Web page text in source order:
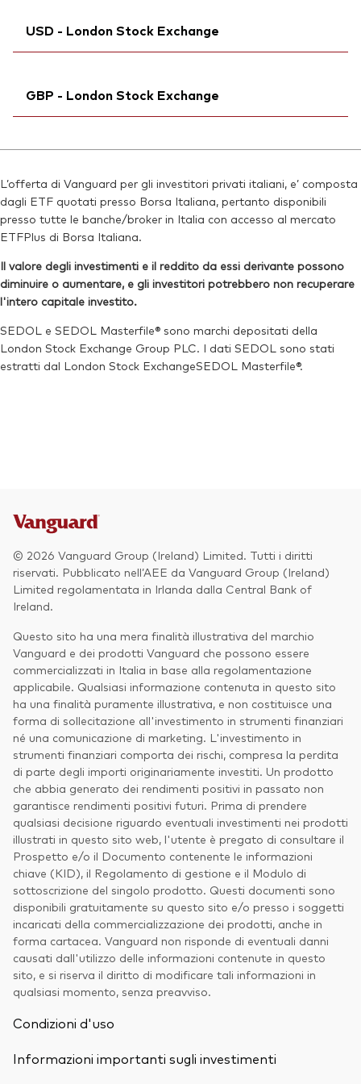
Reuters:
VHYA.S
SEDOL:BJGTNS2
Ticker di borsa:VHYA
Reuters:
VHYAN.BIV
SEDOL:BL1FVM9
USD - London Stock Exchange
Bloomberg:VHYA LN
Reuters:VHYA.L
SEDOL:BJGTNM6
Ticker di borsa:VHYA
GBP - London Stock Exchange
ISIN:IE00BK5BR626
Reuters:VHYG.L
SEDOL: BJGTNN7
Ticker di borsa:VHYG
L’offerta di Vanguard per gli investitori privati italiani, e’ composta
dagli ETF quotati presso Borsa Italiana, pertanto disponibili
presso tutte le banche/broker in Italia con accesso al mercato
ETFPlus di Borsa Italiana.
Il valore degli investimenti e il reddito da essi derivante possono
diminuire o aumentare, e gli investitori potrebbero non recuperare
l'intero capitale investito.
SEDOL e SEDOL Masterfile® sono marchi depositati della
London Stock Exchange Group PLC. I dati SEDOL sono stati
estratti dal London Stock ExchangeSEDOL Masterfile®.
© 2026 Vanguard Group (Ireland) Limited. Tutti i diritti
riservati. Pubblicato nell’AEE da Vanguard Group (Ireland)
Limited regolamentata in Irlanda dalla Central Bank of
Ireland.
Questo sito ha una mera finalità illustrativa del marchio
Vanguard e dei prodotti Vanguard che possono essere
commercializzati in Italia in base alla regolamentazione
applicabile. Qualsiasi informazione contenuta in questo sito
ha una finalità puramente illustrativa, e non costituisce una
forma di sollecitazione all'investimento in strumenti finanziari
né una comunicazione di marketing. L'investimento in
strumenti finanziari comporta dei rischi, compresa la perdita
di parte degli importi originariamente investiti. Un prodotto
che abbia generato dei rendimenti positivi in passato non
garantisce rendimenti positivi futuri. Prima di prendere
qualsiasi decisione riguardo eventuali investimenti nei prodotti
illustrati in questo sito web, l'utente è pregato di consultare il
Prospetto e/o il Documento contenente le informazioni
chiave (KID), il Regolamento di gestione e il Modulo di
sottoscrizione del singolo prodotto. Questi documenti sono
disponibili gratuitamente su questo sito e/o presso i soggetti
incaricati della commercializzazione dei prodotti, anche in
forma cartacea. Vanguard non risponde di eventuali danni
causati dall'utilizzo delle informazioni contenute in questo
sito, e si riserva il diritto di modificare tali informazioni in
qualsiasi momento, senza preavviso.
Condizioni d'uso
Informazioni importanti sugli investimenti